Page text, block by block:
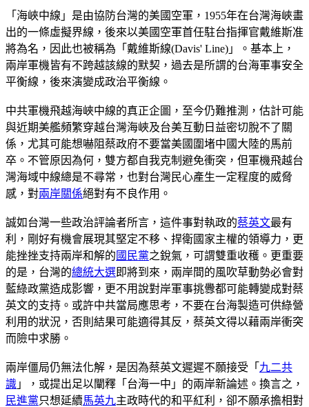
「海峽中線」是由協防台灣的美國空軍，1955年在台灣海峽畫
出的一條虛擬界線，後來以美國空軍首任駐台指揮官戴維斯准
將為名，因此也被稱為「戴維斯線(Davis' Line)」。基本上，
兩岸軍機皆有不跨越該線的默契，過去是所謂的台海軍事安全
平衡線，後來演變成政治平衡線。
中共軍機飛越海峽中線的真正企圖，至今仍難推測，估計可能
與近期美艦頻繁穿越台灣海峽及台美互動日益密切脫不了關
係，尤其可能想嚇阻蔡政府不要當美國圍堵中國大陸的馬前
卒。不管原因為何，雙方都自我克制避免衝突，但軍機飛越台
灣海域中線總是不尋常，也對台灣民心產生一定程度的威脅
感，對兩岸關係絕對有不良作用。
誠如台灣一些政治評論者所言，這件事對執政的蔡英文最有
利，剛好有機會展現其堅定不移、捍衛國家主權的領導力，更
能挫挫支持兩岸和解的 國民黨之銳氣，可謂雙重收穫。更重要
的是，台灣的總統大選即將到來，兩岸間的風吹草動勢必會對
藍綠政黨造成影響，更不用說對岸軍事挑釁都可能轉變成對蔡
英文的支持。或許中共當局應思考，不要在台海製造可供綠營
利用的狀況，否則結果可能適得其反，蔡英文得以藉兩岸衝突
而險中求勝。
兩岸僵局仍無法化解，是因為蔡英文遲遲不願接受「 九二共
識 」，或提出足以闡釋「台海一中」的兩岸新論述。換言之，
民進黨只想延續馬英九主政時代的和平紅利，卻不願承擔相對